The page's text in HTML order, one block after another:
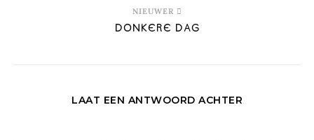
NIEUWER
DONKERE DAG
LAAT EEN ANTWOORD ACHTER